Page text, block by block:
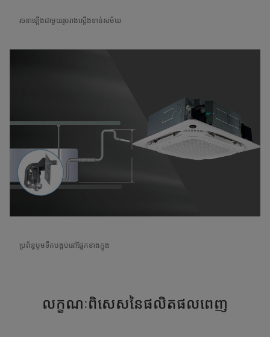
រចនាឡើងជាមួយរូបរាងស្តើងទាន់សម័យ
ប្រព័ន្ធបូមទឹកបង្គប់នៅផ្នែកខាងក្នុង
លក្ខណៈពិសេសនៃផលិតផលពេញ